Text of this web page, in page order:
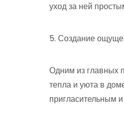
уход за ней
5. Создание
Одним из главных
тепла и уюта в
пригласительным